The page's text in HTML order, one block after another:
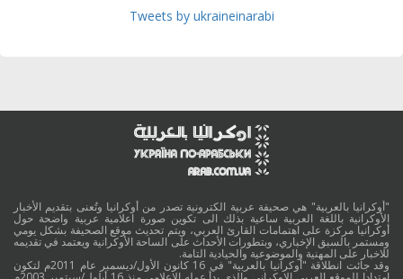
Tweets by ukraineinarabi
"أوكرانيا بالعربية" هي صحيفة عربية الكترونية تصدر من أوكرانيا وتُعنى بتقديم الأخبار
الأوكرانية باللغة العربية ساعية بذلك الى تكوين صورة اعلامية عربية واضحة حول
أوكرانيا مركزة على اهتمامات القارئ العربي، ويتم تحديث موقع الصحيفة بشكل يومي
ومستمر بالسبق الإخباري، وبتطورات الأحداث على الساحة الأوكرانية ويعتمد في تقديمه
للاخبار على المهنية والموضوعية والحيادية التامة.
وقد جائت انطلاقة "أوكرانيا بالعربية" في 16 كانون الأول/ديسمبر عام 2011م لتكون